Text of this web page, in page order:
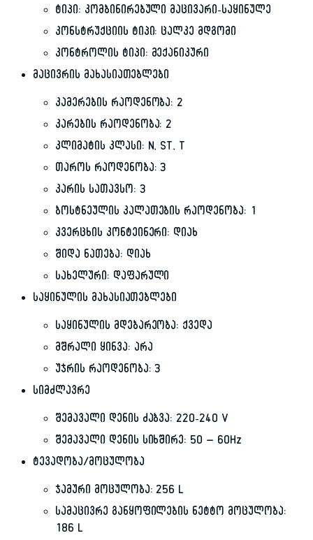
ტიპი: კომბინირებული მაცივარი-საყინულე
კონსტრუქციის ტიპი: ცალკე მდგომი
კონტროლის ტიპი: მექანიკური
მაცივრის მახასიათებლები
კამერების რაოდენობა: 2
კარების რაოდენობა: 2
კლიმატის კლასი: N, ST, T
თაროს რაოდენობა: 3
კარის სათავსო: 3
ბოსტნეულის კალათების რაოდენობა: 1
კვერცხის კონტეინერი: დიახ
შიდა ნათება: დიახ
სახელური: დაფარული
საყინულის მახასიათებლები
საყინულის მდებარეობა: ქვედა
მშრალი ყინვა: არა
უჯრის რაოდენობა: 3
სიმძლავრე
შემავალი დენის ძაბვა: 220-240 V
შემავალი დენის სიხშირე: 50 – 60Hz
ტევადობა/მოცულობა
ჯამური მოცულობა: 256 L
სამაცივრე განყოფილების ნეტტო მოცულობა:
186 L